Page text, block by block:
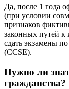
Да, после 1 года
(при условии
признаков
законных путей к
сдать экзамены
(CCSE).
Нужно ли
гражданства?